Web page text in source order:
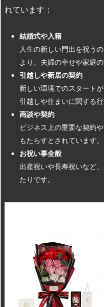
れています：
結婚式や入籍
人生の新しい門出を祝う
より、夫婦の幸せや家庭
引越しや新居の契約
新しい環境でのスタート
引越しや住まいに関する
商談や契約
ビジネス上の重要な契約
もたらすとされています。
お祝い事全般
出産祝いや長寿祝いなど
たりです。